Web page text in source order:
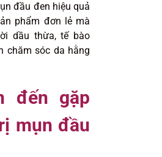
đầu đen hiệu quả
phẩm đơn lẻ mà
dầu thừa, tế bào
chăm sóc da hằng
đến gặp
mụn đầu